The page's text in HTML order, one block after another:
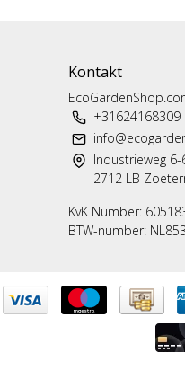
Kontakt
+31624168309
Industrieweg 6-
2712 LB
KvK Number:
BTW-number: